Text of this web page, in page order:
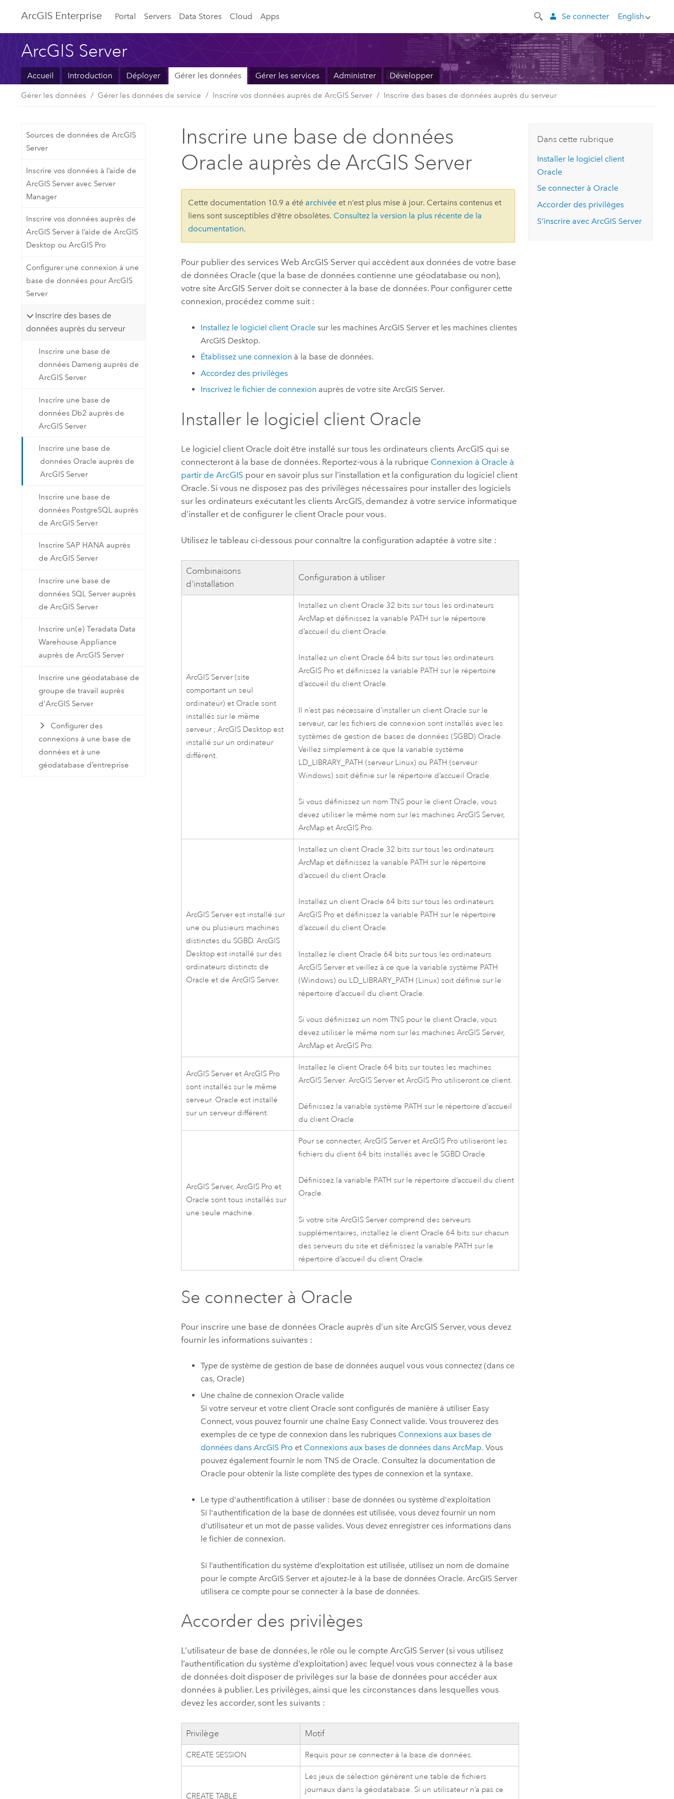
ArcGIS Enterprise Portal Servers Data Stores Cloud Apps English
Se connecter
ArcGIS Server
Accueil Introduction Déployer Gérer les données Gérer les services Administrer Développer
Gérer les données Gérer les données de service Inscrire vos données auprès de ArcGIS Server Inscrire des bases de données auprès du serveur
Sources de données de ArcGIS
Server
Inscrire vos données à l’aide de
ArcGIS Server avec Server
Manager
Inscrire vos données auprès de
ArcGIS Server à l’aide de ArcGIS
Desktop ou ArcGIS Pro
Configurer une connexion à une
base de données pour ArcGIS
Server
Inscrire des bases de
données auprès du serveur
Inscrire une base de
données Dameng auprès de
ArcGIS Server
Inscrire une base de
données Db2 auprès de
ArcGIS Server
Inscrire une base de
données Oracle auprès de
ArcGIS Server
Inscrire une base de
données PostgreSQL auprès
de ArcGIS Server
Inscrire SAP HANA auprès
de ArcGIS Server
Inscrire une base de
données SQL Server auprès
de ArcGIS Server
Inscrire un(e) Teradata Data
Warehouse Appliance
auprès de ArcGIS Server
Inscrire une géodatabase de
groupe de travail auprès
d'ArcGIS Server
Configurer des
connexions à une base de
données et à une
géodatabase d’entreprise
Inscrire une base de données
Oracle auprès de ArcGIS Server
Cette documentation 10.9 a été archivée et n’est plus mise à jour. Certains contenus et
liens sont susceptibles d’être obsolètes. Consultez la version la plus récente de la
documentation.
Pour publier des services WebArcGIS Server qui accèdent aux données de votre base
de données Oracle (que la base de données contienne une géodatabase ou non),
votre siteArcGIS Server doit se connecter à la base de données. Pour configurer cette
connexion, procédez comme suit :
Installez le logiciel client Oraclesur les machines ArcGIS Serveret les machines clientes
ArcGIS Desktop.
Établissez une connexion à la base de données.
Accordez des privilèges
Inscrivez le fichier de connexion auprès de votre site ArcGIS Server.
Installer le logiciel client Oracle
Le logiciel client Oracle doit être installé sur tous les ordinateurs clients ArcGIS qui se
connecteront à la base de données. Reportez-vous à la rubrique Connexion à Oracle à
partir de ArcGIS pour en savoir plus sur l’installation et la configuration du logiciel client
Oracle. Si vous ne disposez pas des privilèges nécessaires pour installer des logiciels
sur les ordinateurs exécutant les clients ArcGIS, demandez à votre service informatique
d’installer et de configurer le client Oracle pour vous.
Utilisez le tableau ci-dessous pour connaître la configuration adaptée à votre site :
Combinaisons
d'installation
Configuration à utiliser
ArcGIS Server (site
comportant un seul
ordinateur) et Oracle sont
installés sur le même
serveur ;ArcGIS Desktop est
installé sur un ordinateur
différent.
Installez un client Oracle 32 bits sur tous les ordinateurs
ArcMap et définissez la variable PATH sur le répertoire
d’accueil du client Oracle.
Installez un client Oracle 64 bits sur tous les ordinateurs
ArcGIS Pro et définissez la variable PATH sur le répertoire
d’accueil du client Oracle.
Il n’est pas nécessaire d’installer un client Oracle sur le
serveur, car les fichiers de connexion sont installés avec les
systèmes de gestion de bases de données (SGBD) Oracle.
Veillez simplement à ce que la variable système
LD_LIBRARY_PATH (serveur Linux) ou PATH (serveur
Windows) soit définie sur le répertoire d’accueil Oracle.
Si vous définissez un nom TNS pour le client Oracle, vous
devez utiliser le même nom sur les machinesArcGIS Server,
ArcMap etArcGIS Pro.
ArcGIS Server est installé sur
une ou plusieurs machines
distinctes du SGBD.ArcGIS
Desktop est installé sur des
ordinateurs distincts de
Oracle et deArcGIS Server.
Installez un client Oracle 32 bits sur tous les ordinateurs
ArcMap et définissez la variable PATH sur le répertoire
d’accueil du client Oracle.
Installez un client Oracle 64 bits sur tous les ordinateurs
ArcGIS Pro et définissez la variable PATH sur le répertoire
d’accueil du client Oracle.
Installez le client Oracle 64 bits sur tous les ordinateurs
ArcGIS Server et veillez à ce que la variable système PATH
(Windows) ou LD_LIBRARY_PATH (Linux) soit définie sur le
répertoire d’accueil du client Oracle.
Si vous définissez un nom TNS pour le client Oracle, vous
devez utiliser le même nom sur les machinesArcGIS Server,
ArcMap etArcGIS Pro.
ArcGIS Server etArcGIS Pro
sont installés sur le même
serveur. Oracle est installé
sur un serveur différent.
Installez le client Oracle 64 bits sur toutes les machines
ArcGIS Server.ArcGIS Server etArcGIS Pro utiliseront ce client.
Définissez la variable système PATH sur le répertoire d’accueil
du client Oracle.
ArcGIS Server,ArcGIS Pro et
Oracle sont tous installés sur
une seule machine.
Pour se connecter,ArcGIS Server etArcGIS Pro utiliseront les
fichiers du client 64 bits installés avec le SGBD Oracle.
Définissez la variable PATH sur le répertoire d’accueil du client
Oracle.
Si votre siteArcGIS Server comprend des serveurs
supplémentaires, installez le client Oracle 64 bits sur chacun
des serveurs du site et définissez la variable PATH sur le
répertoire d’accueil du client Oracle.
Se connecter à Oracle
Pour inscrire une base de données Oracle auprès d’un siteArcGIS Server, vous devez
fournir les informations suivantes :
Type de système de gestion de base de données auquel vous vous connectez (dans ce
cas, Oracle)
Une chaîne de connexion Oraclevalide
Si votre serveur et votre client Oraclesont configurés de manière à utiliser Easy
Connect, vous pouvez fournir une chaîne Easy Connect valide. Vous trouverez des
exemples de ce type de connexion dans les rubriques Connexions aux bases de
données dans ArcGIS Pro et Connexions aux bases de données dans ArcMap. Vous
pouvez également fournir le nom TNS de Oracle. Consultez la documentation de
Oraclepour obtenir la liste complète des types de connexion et la syntaxe.
Le type d'authentification à utiliser : base de données ou système d'exploitation
Si l'authentification de la base de données est utilisée, vous devez fournir un nom
d'utilisateur et un mot de passe valides. Vous devez enregistrer ces informations dans
le fichier de connexion.
Si l’authentification du système d’exploitation est utilisée, utilisez un nom de domaine
pour le compte ArcGIS Serveret ajoutez-le à la base de données Oracle. ArcGIS Server
utilisera ce compte pour se connecter à la base de données.
Accorder des privilèges
L’utilisateur de base de données, le rôle ou le compteArcGIS Server (si vous utilisez
l’authentification du système d’exploitation) avec lequel vous vous connectez à la base
de données doit disposer de privilèges sur la base de données pour accéder aux
données à publier. Les privilèges, ainsi que les circonstances dans lesquelles vous
devez les accorder, sont les suivants :
Privilège Motif
CREATE SESSION Requis pour se connecter à la base de données.
CREATE TABLE
Les jeux de sélection génèrent une table de fichiers
journaux dans la géodatabase. Si un utilisateur n’a pas ce
Dans cette rubrique
Installer le logiciel client
Oracle
Se connecter à Oracle
Accorder des privilèges
S’inscrire avecArcGIS Server